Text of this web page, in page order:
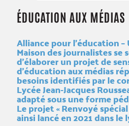
ÉDUCATION AUX MÉDIAS
Alliance pour l’éducation
Maison des journalistes se
d’élaborer un projet de
d’éducation aux médias
besoins identifiés par le
Lycée Jean-Jacques
adapté sous une forme
Le projet « Renvoyé
ainsi lancé en 2021 dans le